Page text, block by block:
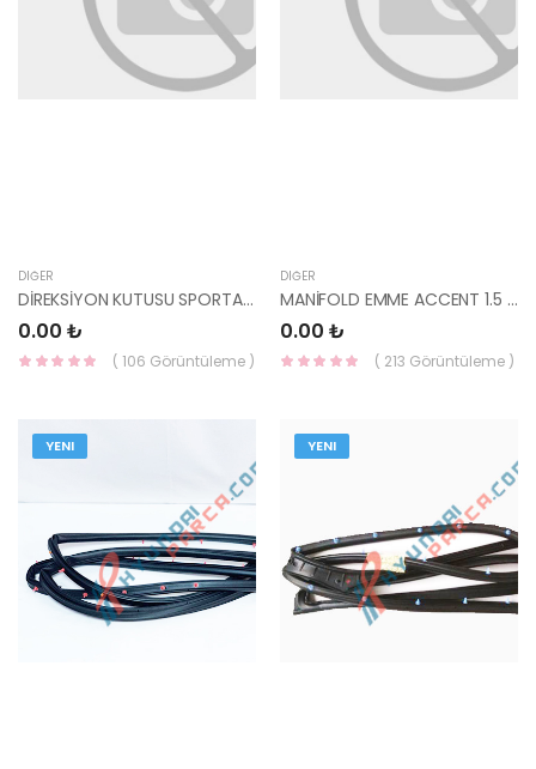
DIĞER
DİREKSİYON KUTUSU SPORTAGE 04-/TUCSON 04- 57700-1F800-YS
0.00 ₺
( 106 Görüntüleme )
DIĞER
MANİFOLD EMME ACCENT 1.5 DOCH 1.6 28310-26653-HMC
0.00 ₺
( 213 Görüntüleme )
YENI YENI